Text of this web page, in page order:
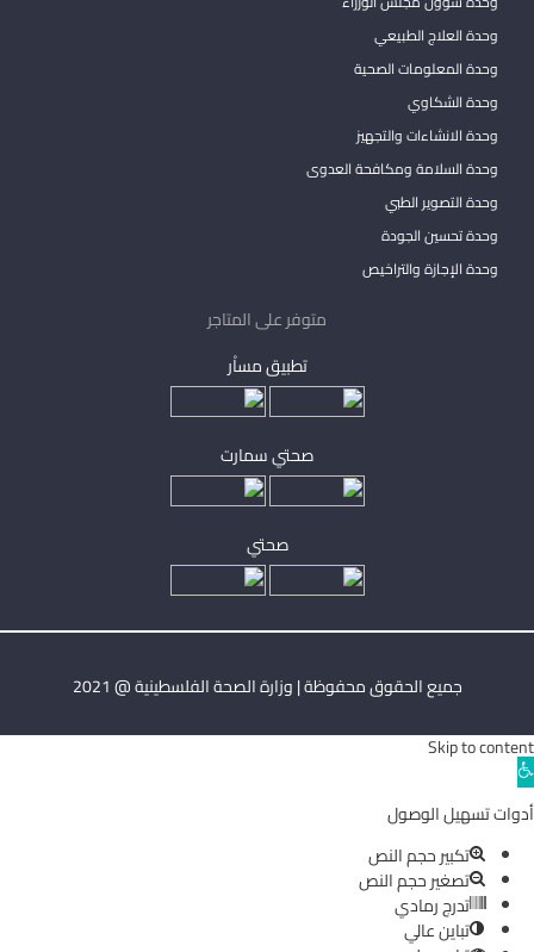
وحدة العلاج الطبيعي
وحدة المعلومات الصحية
وحدة الشكاوي
وحدة الانشاءات والتجهيز
وحدة السلامة ومكافحة العدوى
وحدة التصوير الطبي
وحدة تحسين الجودة
وحدة الإجازة والتراخيص
متوفر على المتاجر
تطبيق مساْر
صحتي سمارت
صحتي
جميع الحقوق محفوظة | وزارة الصحة الفلسطينية @ 2021
Skip to content
Open
toolbar
أدوات تسهيل الوصول
تكبير حجم النص
تصغير حجم النص
تدرج رمادي
تباين عالي